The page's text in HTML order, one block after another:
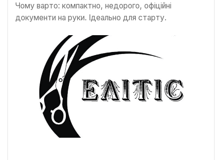
Чому варто: компактно, недорого, офіційні
документи на руки. Ідеально для старту.